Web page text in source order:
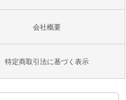
会社概要
特定商取引法に基づく表示